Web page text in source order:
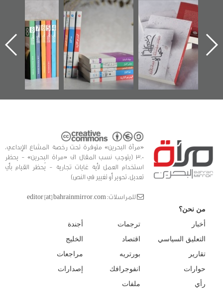
أوال
تصنيف موضوعي
للوثائق البريطانية
يقدمه «مركز أوال»
كتب
"مرآة البحرين"
تصدر حصاد
الساحات 2019
جديدة
عسكري
«مرآة
«مرآة البحرين» متوفرة تحت رخصة المشاع الإبداعي،
3.0 (يتوجب نسب المقال الى «مراة البحرين» - يحظر
استخدام العمل لأية غايات تجارية - يُحظر القيام بأي
تعديل، تحوير أو تغيير في النص)
للمراسلات: editor [at] bahrainmirror.com
من نحن؟
أخبار
التعليق السياسي
تقارير
حوارات
رأي
ترجمات
اقتصاد
بورتريه
انفوجرافك
ملفات
أجندة
الخليج
مراجعات
إصدارات